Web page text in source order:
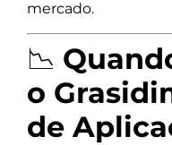
mercado.
📉
o
de